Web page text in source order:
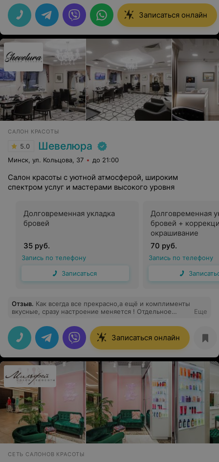
только все благоухающая, но и прекрасным
настроением.
Записаться онлайн
САЛОН КРАСОТЫ
5.0 Шевелюра
Минск, ул. Кольцова, 37 до 21:00
Салон красоты с уютной атмосферой, широким
спектром услуг и мастерами высокого уровня
Долговременная укладка
бровей
35 руб.
Запись по телефону
Записаться
Долговременная
бровей +
окрашивание
70 руб.
Запись по телефону
Отзыв. Как всегда все прекрасно,а ещё и комплименты
вкусные, сразу настроение меняется ! Отдельное
Еще
Записаться онлайн
СЕТЬ САЛОНОВ КРАСОТЫ